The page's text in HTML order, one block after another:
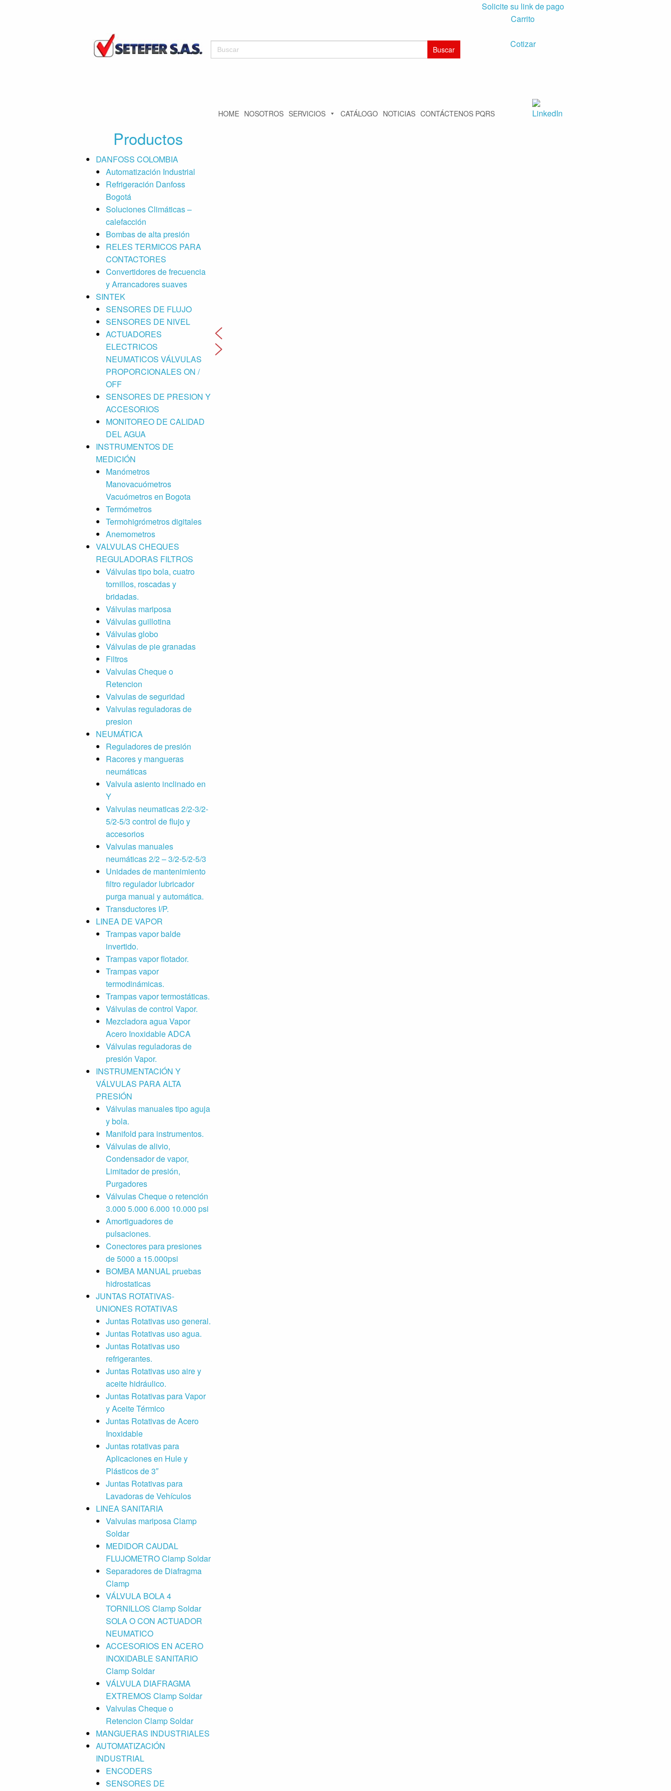
Buscar:
Solicite su link de pago
Carrito
Cotizar
HOME NOSOTROS SERVICIOS CATÁLOGO NOTICIAS CONTÁCTENOS PQRS
Productos
DANFOSS COLOMBIA
Automatización Industrial
Refrigeración Danfoss
Bogotá
Soluciones Climáticas –
calefacción
Bombas de alta presión
RELES TERMICOS PARA
CONTACTORES
Convertidores de frecuencia
y Arrancadores suaves
SINTEK
SENSORES DE FLUJO
SENSORES DE NIVEL
ACTUADORES
ELECTRICOS
NEUMATICOS VÁLVULAS
PROPORCIONALES ON /
OFF
SENSORES DE PRESION Y
ACCESORIOS
MONITOREO DE CALIDAD
DEL AGUA
INSTRUMENTOS DE
MEDICIÓN
Manómetros
Manovacuómetros
Vacuómetros en Bogota
Termómetros
Termohigrómetros digitales
Anemometros
VALVULAS CHEQUES
REGULADORAS FILTROS
Válvulas tipo bola, cuatro
tornillos, roscadas y
bridadas.
Válvulas mariposa
Válvulas guillotina
Válvulas globo
Válvulas de pie granadas
Filtros
Valvulas Cheque o
Retencion
Valvulas de seguridad
Valvulas reguladoras de
presion
NEUMÁTICA
Reguladores de presión
Racores y mangueras
neumáticas
Valvula asiento inclinado en
Y
Valvulas neumaticas 2/2-3/2-
5/2-5/3 control de flujo y
accesorios
Valvulas manuales
neumáticas 2/2 – 3/2-5/2-5/3
Unidades de mantenimiento
filtro regulador lubricador
purga manual y automática.
Transductores I/P.
LINEA DE VAPOR
Trampas vapor balde
invertido.
Trampas vapor flotador.
Trampas vapor
termodinámicas.
Trampas vapor termostáticas.
Válvulas de control Vapor.
Mezcladora agua Vapor
Acero Inoxidable ADCA
Válvulas reguladoras de
presión Vapor.
INSTRUMENTACIÓN Y
VÁLVULAS PARA ALTA
PRESIÓN
Válvulas manuales tipo aguja
y bola.
Manifold para instrumentos.
Válvulas de alivio,
Condensador de vapor,
Limitador de presión,
Purgadores
Válvulas Cheque o retención
3.000 5.000 6.000 10.000 psi
Amortiguadores de
pulsaciones.
Conectores para presiones
de 5000 a 15.000psi
BOMBA MANUAL pruebas
hidrostaticas
JUNTAS ROTATIVAS-
UNIONES ROTATIVAS
Juntas Rotativas uso general.
Juntas Rotativas uso agua.
Juntas Rotativas uso
refrigerantes.
Juntas Rotativas uso aire y
aceite hidráulico.
Juntas Rotativas para Vapor
y Aceite Térmico
Juntas Rotativas de Acero
Inoxidable
Juntas rotativas para
Aplicaciones en Hule y
Plásticos de 3″
Juntas Rotativas para
Lavadoras de Vehículos
LINEA SANITARIA
Valvulas mariposa Clamp
Soldar
MEDIDOR CAUDAL
FLUJOMETRO Clamp Soldar
Separadores de Diafragma
Clamp
VÁLVULA BOLA 4
TORNILLOS Clamp Soldar
SOLA O CON ACTUADOR
NEUMATICO
ACCESORIOS EN ACERO
INOXIDABLE SANITARIO
Clamp Soldar
VÁLVULA DIAFRAGMA
EXTREMOS Clamp Soldar
Valvulas Cheque o
Retencion Clamp Soldar
MANGUERAS INDUSTRIALES
AUTOMATIZACIÓN
INDUSTRIAL
ENCODERS
SENSORES DE